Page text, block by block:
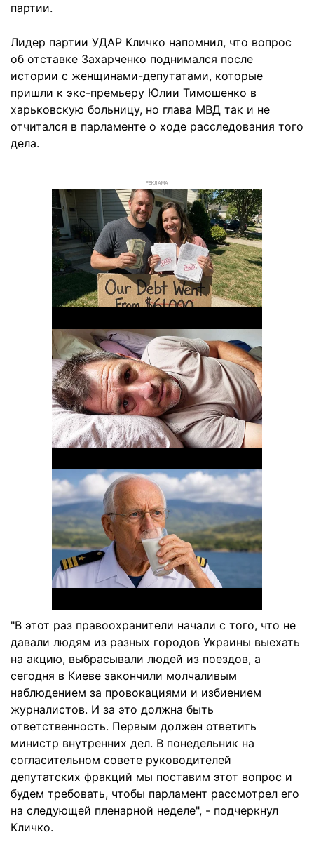
партии.
Лидер партии УДАР Кличко напомнил, что вопрос
об отставке Захарченко поднимался после
истории с женщинами-депутатами, которые
пришли к экс-премьеру Юлии Тимошенко в
харьковскую больницу, но глава МВД так и не
отчитался в парламенте о ходе расследования того
дела.
РЕКЛАМА
"В этот раз правоохранители начали с того, что не
давали людям из разных городов Украины выехать
на акцию, выбрасывали людей из поездов, а
сегодня в Киеве закончили молчаливым
наблюдением за провокациями и избиением
журналистов. И за это должна быть
ответственность. Первым должен ответить
министр внутренних дел. В понедельник на
согласительном совете руководителей
депутатских фракций мы поставим этот вопрос и
будем требовать, чтобы парламент рассмотрел его
на следующей пленарной неделе", - подчеркнул
Кличко.